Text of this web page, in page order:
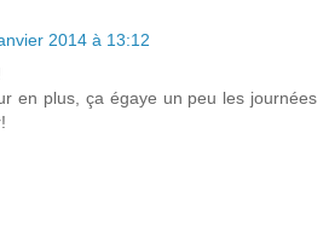
2014 à 13:12
en plus, ça égaye un peu les journées